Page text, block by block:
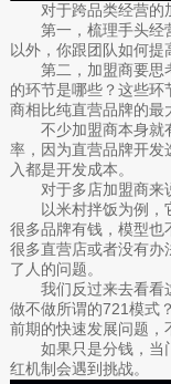
对于跨品类经营的加
第一，梳理手头经营
以外，你跟团队如何提
第二，加盟商要思考
的环节是哪些？这些
商相比纯直营品牌的最
不少加盟商本身就有
率，因为直营品牌开发
入都是开发成本。
对于多店加盟商来说
以米村拌饭为例，它
很多品牌有钱，模型也
很多直营店或者没有办
了人的问题。
我们反过来去看看这
做不做所谓的721模式
前期的快速发展问题，
如果只是分钱，当门
红机制会遇到挑战。